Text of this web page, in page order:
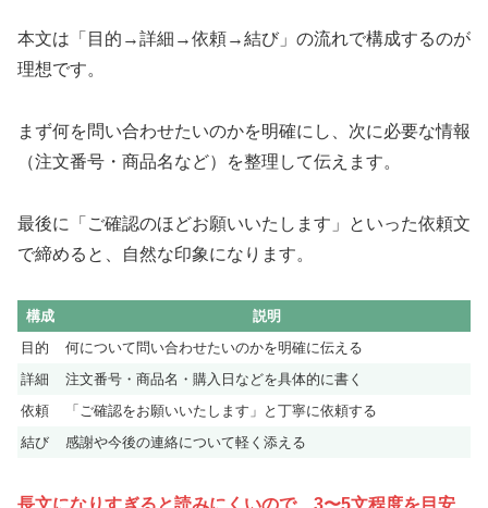
本文は「目的→詳細→依頼→結び」の流れで構成するのが
理想です。
まず何を問い合わせたいのかを明確にし、次に必要な情報
（注文番号・商品名など）を整理して伝えます。
最後に「ご確認のほどお願いいたします」といった依頼文
で締めると、自然な印象になります。
構成
説明
目的
何について問い合わせたいのかを明確に伝える
詳細
注文番号・商品名・購入日などを具体的に書く
依頼
「ご確認をお願いいたします」と丁寧に依頼する
結び
感謝や今後の連絡について軽く添える
長文になりすぎると読みにくいので、3〜5文程度を目安